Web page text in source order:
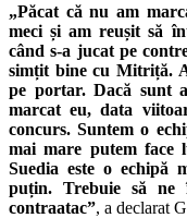
„Păcat că nu am
meci și am reușit să
când s-a jucat pe
simțit bine cu Mitriță.
pe portar.Dacă sunt
marcat eu, data
concurs. Suntem o
mai mare putem face
Suedia este o echipă
puțin. Trebuie să ne
contraatac”, a declarat